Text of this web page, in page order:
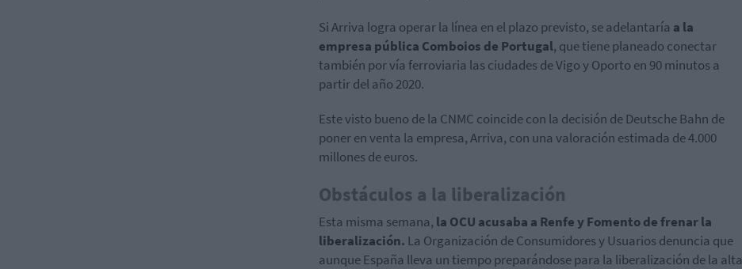
Si Arriva logra operar la línea en el plazo previsto, se adelantaría a la
empresa pública Comboios de Portugal, que tiene planeado conectar
también por vía ferroviaria las ciudades de Vigo y Oporto en 90 minutos a
partir del año 2020.
Este visto bueno de la CNMC coincide con la decisión de Deutsche Bahn de
poner en venta la empresa, Arriva, con una valoración estimada de 4.000
millones de euros.
Obstáculos a la liberalización
Esta misma semana, la OCU acusaba a Renfe y Fomento de frenar la
liberalización. La Organización de Consumidores y Usuarios denuncia que
aunque España lleva un tiempo preparándose para la liberalización de la alta